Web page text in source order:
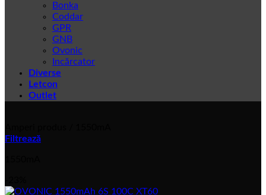
Bonka
Coddar
GPR
GNB
Ovonic
Incărcator
Diverse
Letcon
Outlet
Filtrează